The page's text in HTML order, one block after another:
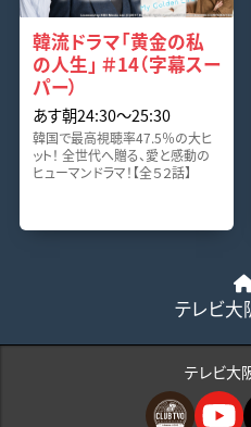
韓流ドラマ「黄金の私
の人生」 ＃14（字幕スー
パー）
あす朝24:30〜25:30
韓国で最高視聴率47.5％の大ヒ
ット！ 全世代へ贈る、愛と感動の
ヒューマンドラマ！【全５２話】
テレビ
テレビ大